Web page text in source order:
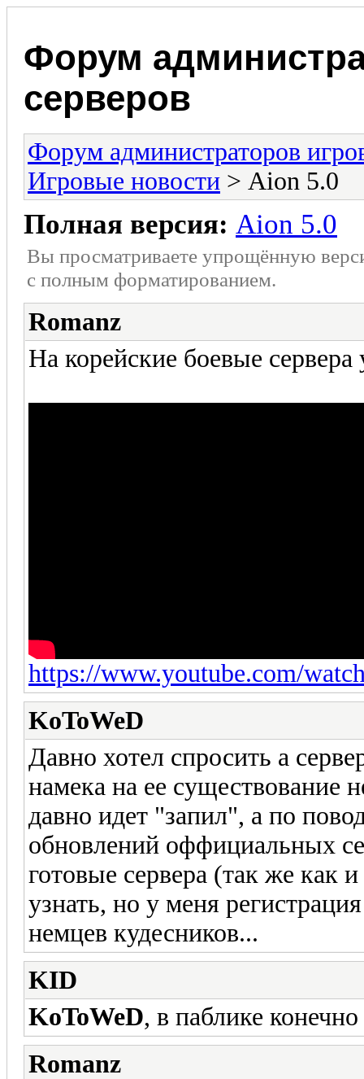
Форум
серверов
Форум администраторов
Игровые новости > Aion 5.0
Полная версия: Aion 5.0
Вы просматриваете упрощённую
с полным форматированием.
Romanz
На корейские боевые
https://www.youtube.com/
KoToWeD
Давно хотел спросить а
намека на ее существование
давно идет "запил", а по
обновлений оффициальных
готовые сервера (так же как
узнать, но у меня
немцев кудесников...
KID
KoToWeD, в паблике
Romanz